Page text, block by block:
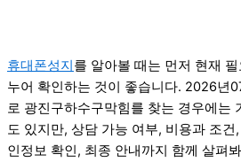
휴대폰성지를 알아볼 때는 먼저 현재
누어 확인하는 것이 좋습니다. 2026년
로 광진구하수구막힘를 찾는 경우에는
도 있지만, 상담 가능 여부, 비용과 조건
인정보 확인, 최종 안내까지 함께 살펴